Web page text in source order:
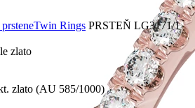
Twin Rings PRSTEŇ LG3171/1
zlato
zlato (AU 585/1000)